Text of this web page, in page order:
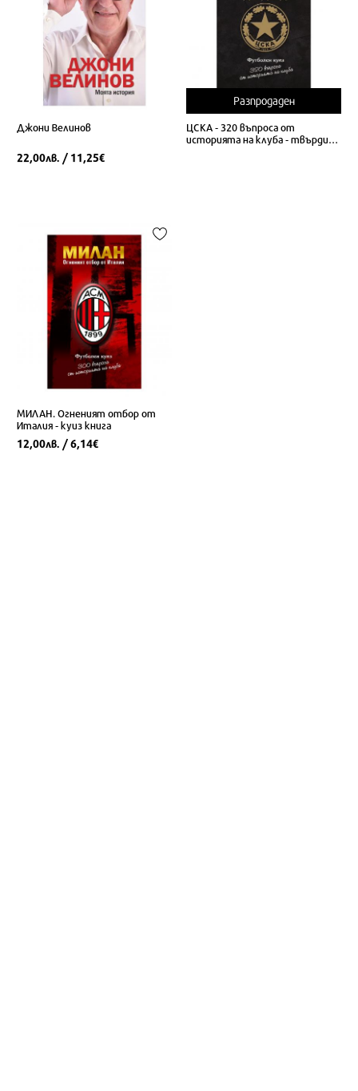
Джони Велинов
22,00лв. / 11,25€
Разпродаден
ЦСКА - 320 въпроса от
историята на клуба - твърди
МИЛАН. Огненият отбор от
Италия - куиз книга
12,00лв. / 6,14€